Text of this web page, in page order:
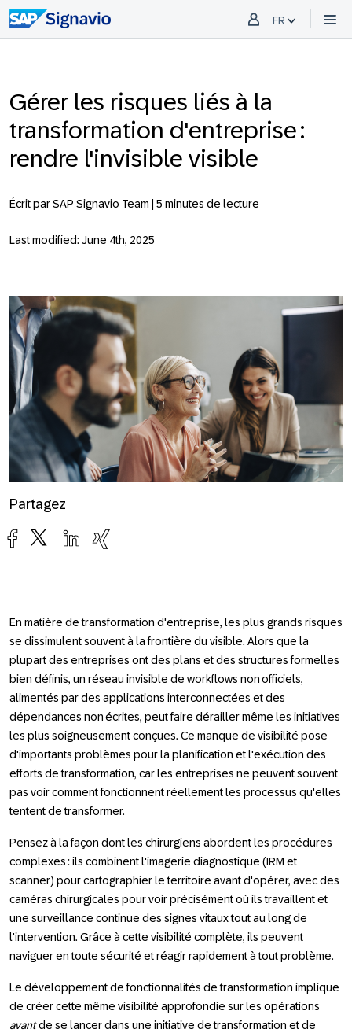
FR
Gérer les risques liés à la
transformation d'entreprise :
rendre l'invisible visible
Écrit par SAP Signavio Team | 5 minutes de lecture
Last modified: June 4th, 2025
Partagez
En matière de transformation d'entreprise, les plus grands risques
se dissimulent souvent à la frontière du visible. Alors que la
plupart des entreprises ont des plans et des structures formelles
bien définis, un réseau invisible de workflows non officiels,
alimentés par des applications interconnectées et des
dépendances non écrites, peut faire dérailler même les initiatives
les plus soigneusement conçues. Ce manque de visibilité pose
d'importants problèmes pour la planification et l'exécution des
efforts de transformation, car les entreprises ne peuvent souvent
pas voir comment fonctionnent réellement les processus qu'elles
tentent de transformer.
Pensez à la façon dont les chirurgiens abordent les procédures
complexes : ils combinent l'imagerie diagnostique (IRM et
scanner) pour cartographier le territoire avant d'opérer, avec des
caméras chirurgicales pour voir précisément où ils travaillent et
une surveillance continue des signes vitaux tout au long de
l'intervention. Grâce à cette visibilité complète, ils peuvent
naviguer en toute sécurité et réagir rapidement à tout problème.
Le développement de fonctionnalités de transformation implique
de créer cette même visibilité approfondie sur les opérations
avantde se lancer dans une initiative de transformation et de